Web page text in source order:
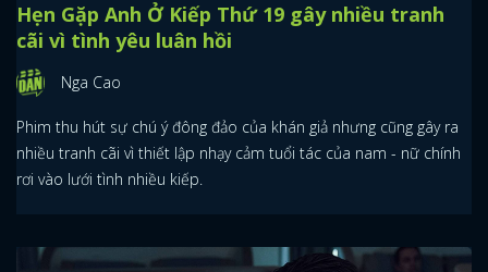
Hẹn Gặp Anh Ở Kiếp Thứ 19 gây nhiều tranh
cãi vì tình yêu luân hồi
Nga Cao
Phim thu hút sự chú ý đông đảo của khán giả nhưng cũng gây ra
nhiều tranh cãi vì thiết lập nhạy cảm tuổi tác của nam - nữ chính
rơi vào lưới tình nhiều kiếp.